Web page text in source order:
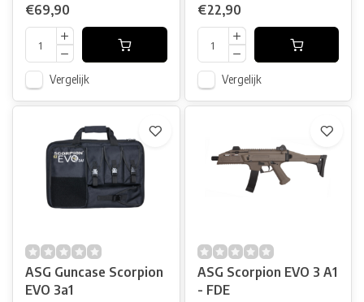
€69,90
Vergelijk
€22,90
Vergelijk
ASG Guncase Scorpion
EVO 3a1
ASG Scorpion EVO 3 A1
- FDE